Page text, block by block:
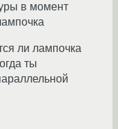
в момент
ли лампочка
ты